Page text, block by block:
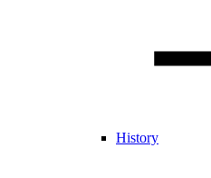
History